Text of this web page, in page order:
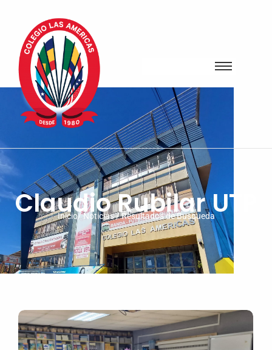
Claudio Rubilar UTP
Inicio/ Noticias / Resultados de Busqueda